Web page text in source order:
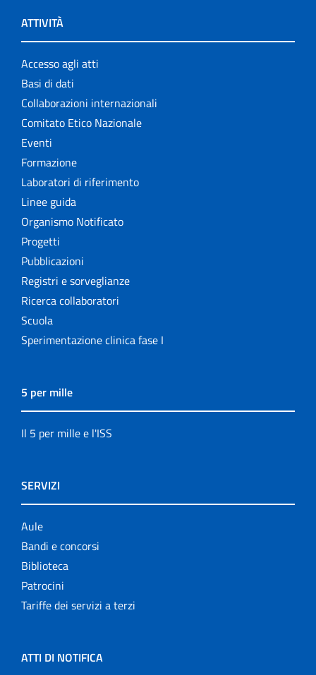
ATTIVITÀ
Accesso agli atti
Basi di dati
Collaborazioni internazionali
Comitato Etico Nazionale
Eventi
Formazione
Laboratori di riferimento
Linee guida
Organismo Notificato
Progetti
Pubblicazioni
Registri e sorveglianze
Ricerca collaboratori
Scuola
Sperimentazione clinica fase I
5 per mille
Il 5 per mille e l'ISS
SERVIZI
Aule
Bandi e concorsi
Biblioteca
Patrocini
Tariffe dei servizi a terzi
ATTI DI NOTIFICA